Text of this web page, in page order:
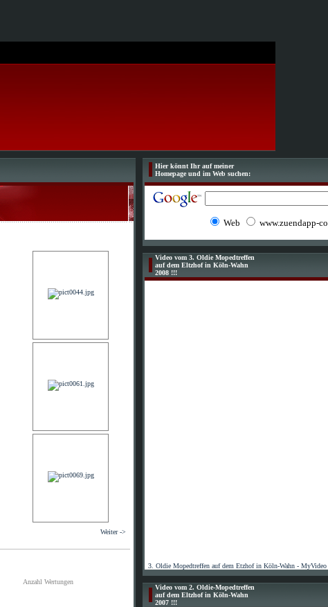
Weiter ->
Anzahl Wertungen
Hier könnt Ihr auf meiner
Homepage und im Web suchen:
Web www.zuendapp-
Video vom 3. Oldie Mopedtreffen
auf dem Eltzhof in Köln-Wahn
2008 !!!
3. Oldie Mopedtreffen auf dem Etzhof in Köln-Wahn - MyVideo
Video vom 2. Oldie-Mopedtreffen
auf dem Eltzhof in Köln-Wahn
2007 !!!